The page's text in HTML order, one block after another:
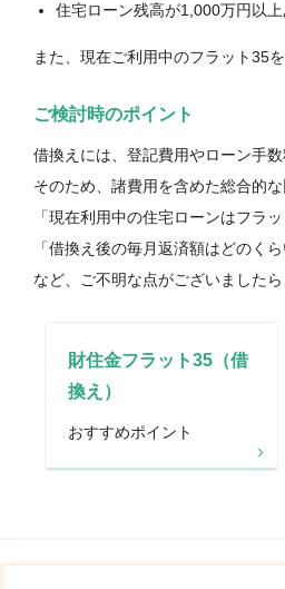
住宅ローン残高が1,000万円以
また、現在ご利用中のフラット35
ご検討時のポイント
借換えには、登記費用やローン手
そのため、諸費用を含めた総合的な
「現在利用中の住宅ローンはフラ
「借換え後の毎月返済額はどのく
など、ご不明な点がございました
財住金フラット35（借
換え）
おすすめポイント